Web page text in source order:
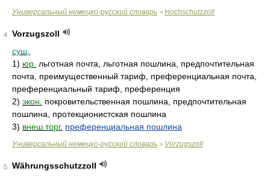
Универсальный немецко-русский словарь > Hochschutzzoll
4
Vorzugszoll
сущ.
1) юр. льготная почта, льготная пошлина, предпочтительная
почта, преимущественный тариф, преференциальная почта,
преференциальный тариф, преференция
2) экон.
покровительственная пошлина, предпочтительная
пошлина, протекционистская пошлина
3) внеш.торг. преференциальная пошлина
Универсальный немецко-русский словарь > Vorzugszoll
5
Währungsschutzzoll